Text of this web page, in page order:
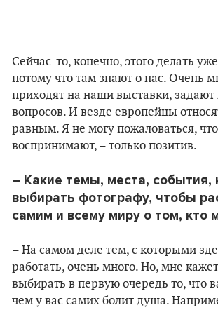
Сейчас-то, конечно, этого делать
потому что там знают о нас. Очень
приходят на наши выставки, задают
вопросов. И везде европейцы
равным. Я не могу пожаловаться,
воспринимают, – только позитив.
– Какие темы, места, события,
выбирать фотографу, чтобы
самим и всему миру о том, кто
– На самом деле тем, с которыми
работать, очень много. Но, мне
выбирать в первую очередь то, что
чем у вас самих болит душа.